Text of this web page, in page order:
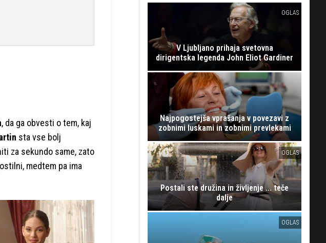
, da ga obvesti o tem, kaj
sta vse bolj
za sekundo same, zato
medtem pa ima
OGLAS
V Ljubljano prihaja svetovna
dirigentska legenda John Eliot Gardiner
Najpogostejša vprašanja v povezavi z
zobnimi luskami in zobnimi prevlekami
OGLAS
Postali ste družina in življenje ... teče
dalje
OGLAS